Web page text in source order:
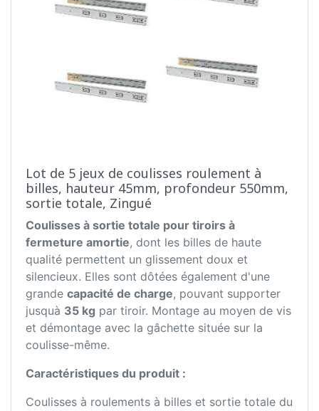
Lot de 5 jeux de coulisses roulement à
billes, hauteur 45mm, profondeur 550mm,
sortie totale, Zingué
Coulisses à sortie totale pour tiroirs à
fermeture amortie, dont les billes de haute
qualité permettent un glissement doux et
silencieux. Elles sont dôtées également d'une
grande capacité de charge, pouvant supporter
jusquà 35 kg par tiroir. Montage au moyen de vis
et démontage avec la gâchette située sur la
coulisse-même.
Caractéristiques du produit :
Coulisses à roulements à billes et sortie totale du